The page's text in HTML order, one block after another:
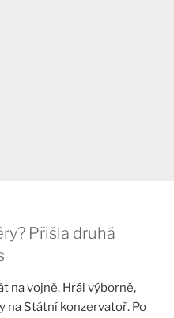
Přišla druhá
na vojně. Hrál výborně,
na Státní konzervatoř. Po